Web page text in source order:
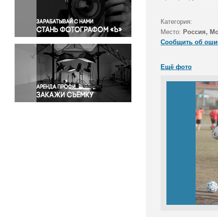
Правосудие
Происшествия и конфликты
Религия
Светская жизнь
Спорт
Экология
Экономика и бизнес
Категория:
Место: Россия,
Сообщить об
Ещё фото